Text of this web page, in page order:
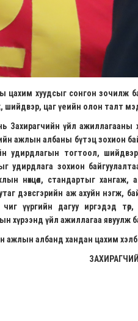
цахим хуудсыг сонгон зочилж
шийдвэр, цаг үеийн олон талт
үйл ажиллагааны
ажлын албаны бүтэц зохион
удирдлагын тогтоол,
удирдлага зохион
нөхцөл, стандартыг хангаж,
дэвсгэрийн аж ахуйн нэгж,
чиг үүргийн дагуу иргэдэд
хүрээнд үйл ажиллагаа явуулж
ажлын албанд хандан цахим